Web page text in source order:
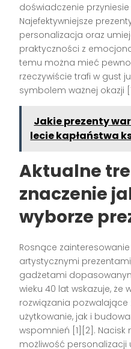
doświadczenie
Najefektywniejsze
personalizacja oraz
praktyczności z
temu można mieć
rzeczywiście trafi w gust
symbolem ważnej okazji
Jakie prezenty
lecie kapłaństwa
Aktualne
znaczenie
wyborze
Rosnące
artystycznymi
gadżetami
wieku 40 lat wskazuje, że
rozwiązania
użytkowanie, jak i
wspomnień [1][2].
możliwość personalizacji